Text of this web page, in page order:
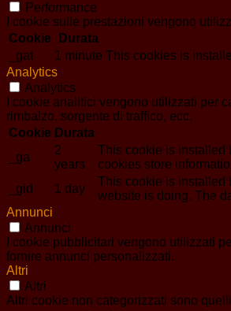
Performance
I cookie sulle prestazioni vengono
Cookie
Durata
_gat
1 minute This cookies is
Analytics
Analytics
I cookie analitici vengono utilizzati per
rimbalzo, sorgente di traffico, ecc.
Cookie Durata
_ga
2
years
This cookie is installed
cookies store
_gid
1 day
This cookie is installed
website is doing. The
Annunci
Annunci
I cookie pubblicitari vengono utilizzati
fornire annunci personalizzati.
Altri
Altri
Altri cookie non categorizzati sono